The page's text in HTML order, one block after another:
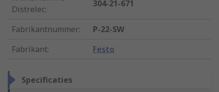
Distrelec:
304-21-671
Fabrikantnummer:
P-22-SW
Fabrikant: Festo
Specificaties